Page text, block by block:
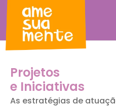
Projetos
e Iniciativas
As estratégias de